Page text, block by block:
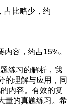
占比略少，约
内容，约占15%。
练习的解析，我
的理解与应用，同
内容。有效的复
量的真题练习。希